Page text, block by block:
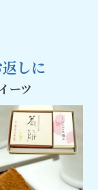
しに
ーツ